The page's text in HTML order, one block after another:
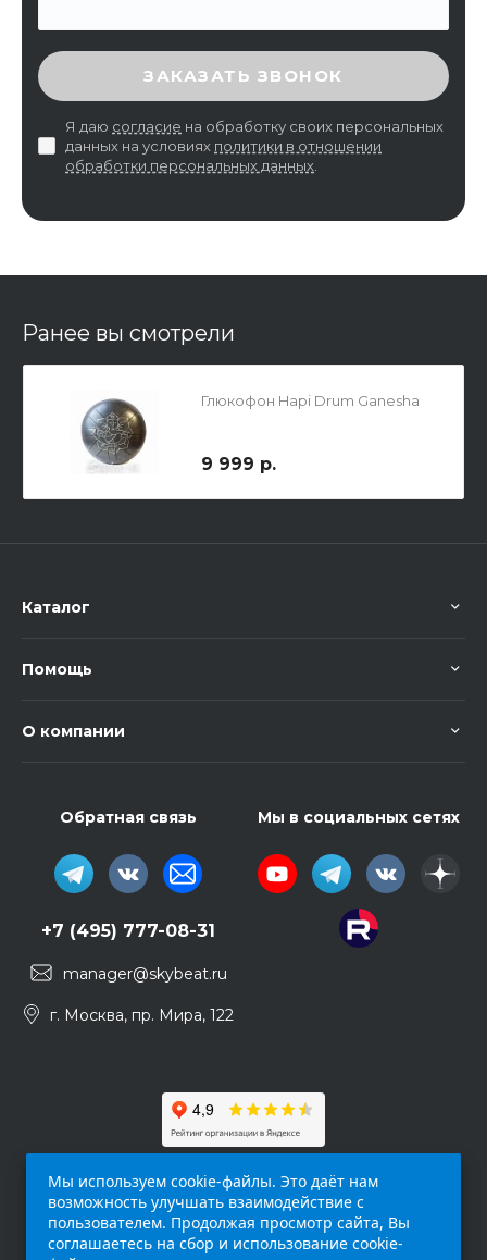
ВВЕДИТЕ ПРОВЕРОЧНЫЙ КОД
ЗАКАЗАТЬ ЗВОНОК
Я даю согласие на обработку своих персональных
данных на условиях политики в отношении
обработки персональных данных.
Ранее вы смотрели
Глюкофон Hapi Drum Ganesha
9 999 р.
Каталог
Помощь
О компании
Обратная связь
+7 (495) 777-08-31
manager@skybeat.ru
г. Москва, пр. Мира, 122
Мы в социальных сетях
Мы используем cookie-файлы. Это даёт нам
возможность улучшать взаимодействие с
пользователем. Продолжая просмотр сайта, Вы
соглашаетесь на сбор и использование cookie-